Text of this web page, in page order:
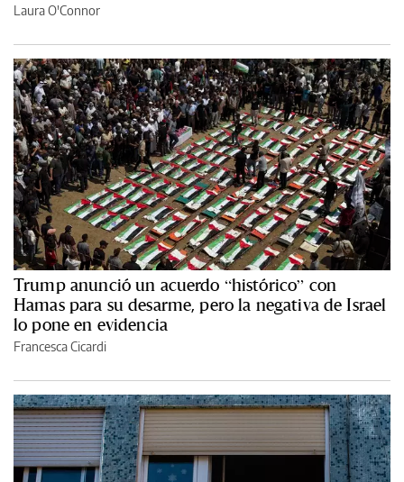
Laura O'Connor
Trump anunció un acuerdo “histórico” con
Hamas para su desarme, pero la negativa de Israel
lo pone en evidencia
Francesca Cicardi